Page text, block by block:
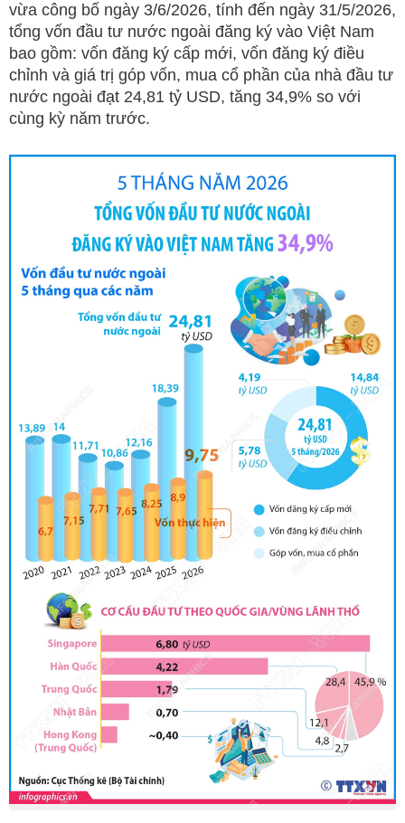
vừa công bố ngày 3/6/2026, tính đến ngày 31/5/2026,
tổng vốn đầu tư nước ngoài đăng ký vào Việt Nam
bao gồm: vốn đăng ký cấp mới, vốn đăng ký điều
chỉnh và giá trị góp vốn, mua cổ phần của nhà đầu tư
nước ngoài đạt 24,81 tỷ USD, tăng 34,9% so với
cùng kỳ năm trước.